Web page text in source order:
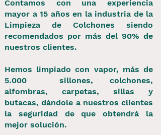
Contamos con una experiencia
mayor a 15 años en la industria de la
Limpieza de Colchones siendo
recomendados por más del 90% de
nuestros clientes.
Hemos limpiado con vapor, más de
5.000 sillones, colchones,
alfombras, carpetas, sillas y
butacas, dándole a nuestros clientes
la seguridad de que obtendrá la
mejor solución.